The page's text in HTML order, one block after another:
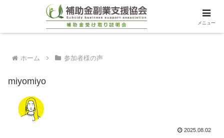
ホーム 参加者様の声
miyomiyo
2025.08.02
メニュー